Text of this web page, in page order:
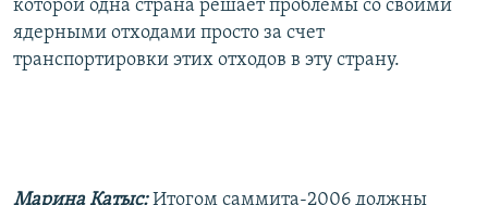
которой одна страна решает проблемы со своими
ядерными отходами просто за счет
транспортировки этих отходов в эту страну.
Марина Катыс: Итогом саммита-2006 должны